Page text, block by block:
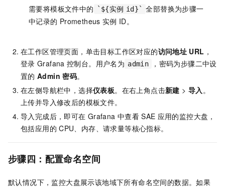
需要将模板文件中的 `${实例 id}` 全部替换为步骤一
中记录的 Prometheus 实例 ID。
在工作区管理页面，单击目标工作区对应的访问地址 URL ，
登录 Grafana 控制台。用户名为 admin
，密码为步骤二中设
置的 Admin 密码。
在左侧导航栏中，选择仪表板。在右上角点击新建 >导入 。
上传并导入修改后的模板文件。
导入完成后，即可在 Grafana 中查看 SAE 应用的监控大盘，
包括应用的 CPU、内存、请求量等核心指标。
步骤四：配置命名空间
默认情况下，监控大盘展示该地域下所有命名空间的数据。如果